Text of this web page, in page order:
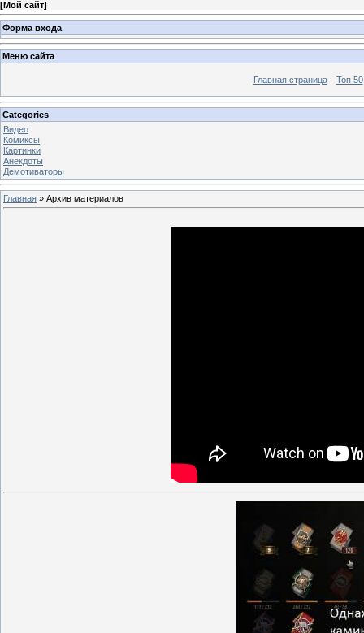
[Мой сайт]
Форма входа
Меню сайта
Главная страница Топ 50
Categories
Видео
Комиксы
Картинки
Анекдоты
Демотиваторы
Главная » Архив материалов